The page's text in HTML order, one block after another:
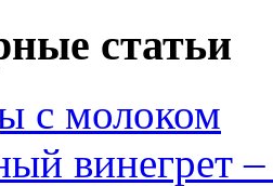
статьи
с молоком
винегрет